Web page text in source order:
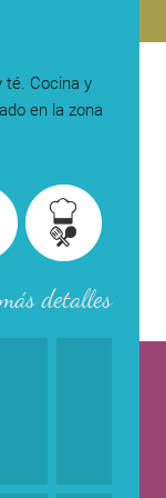
té. Cocina y
en la zona
detalles